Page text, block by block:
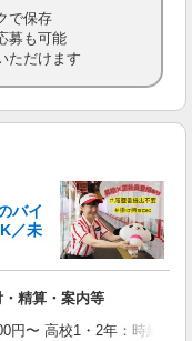
で保存
募も可能
ただけます
バイ
／未
精算・案内等
〜 高校1・2年：時給